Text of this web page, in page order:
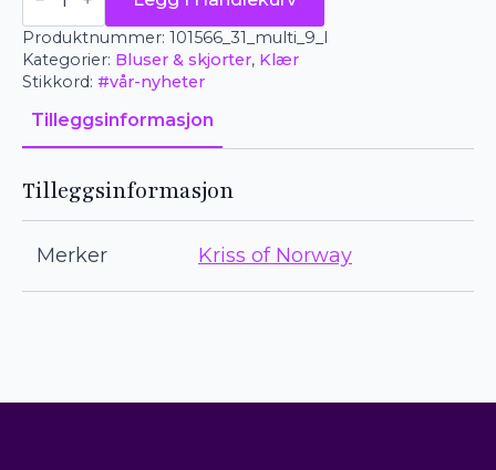
Norway
bluse
-
beige
Produktnummer: 101566_31_multi_9_l
Kategorier: Bluser & skjorter, Klær
Stikkord: #vår-nyheter
Tilleggsinformasjon
Tilleggsinformasjon
Merker Kriss of Norway